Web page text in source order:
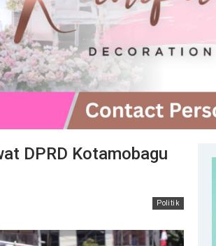
DPRD Kotamobagu
Politik